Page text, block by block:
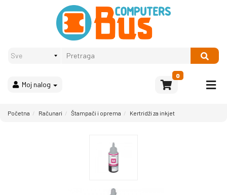
Moj nalog
0
Računari
Bela
Početna Računari Štampači i oprema Kertridži za inkjet